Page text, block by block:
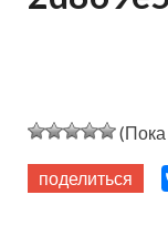
(Пока
поделиться